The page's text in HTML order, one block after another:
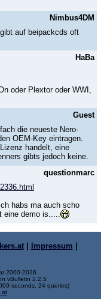
Nimbus4DM
auf beipackcds oft
HaBa
oder Plextor oder WWI,
Guest
die neueste Nero-
OEM-Key eintragen.
handelt, eine
gibts jedoch keine.
questionmarc
habs ma auch scho
eine demo is.....
| Impressum
2000-2026
vBulletin 2.2.5
seconds, 24 queries)